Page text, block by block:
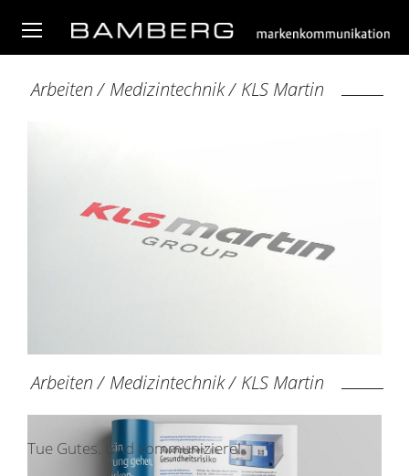
Arbeiten/ Medizintechnik/ KLS Martin
Tue Gutes. Und kommuniziere!
Arbeiten/ Medizintechnik/ KLS Martin